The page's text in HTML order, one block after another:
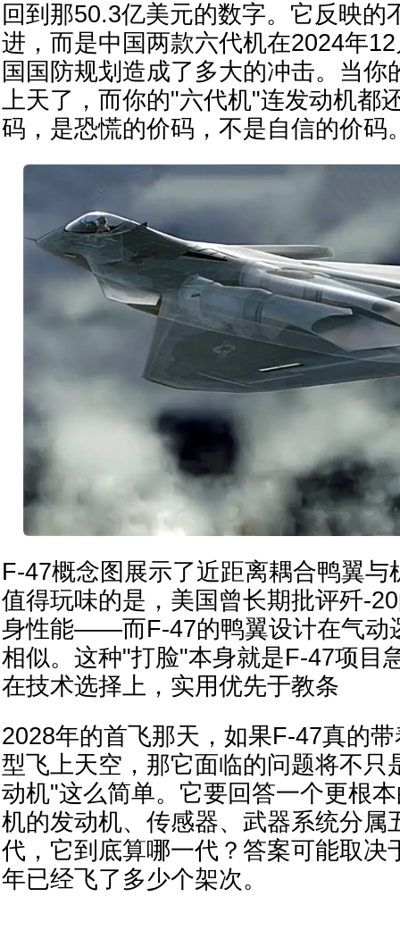
回到那50.3亿美元的数字。它反映的
进，而是中国两款六代机在2024年
国国防规划造成了多大的冲击。当你
上天了，而你的"六代机"连发动机
码，是恐慌的价码，不是自信的价码
F-47概念图展示了近距离耦合鸭翼与
值得玩味的是，美国曾长期批评歼-
身性能——而F-47的鸭翼设计在气动
相似。这种"打脸"本身就是F-47项目
在技术选择上，实用优先于教条
2028年的首飞那天，如果F-47真的
型飞上天空，那它面临的问题将不只
动机"这么简单。它要回答一个更根
机的发动机、传感器、武器系统分属
代，它到底算哪一代？答案可能取决
年已经飞了多少个架次。